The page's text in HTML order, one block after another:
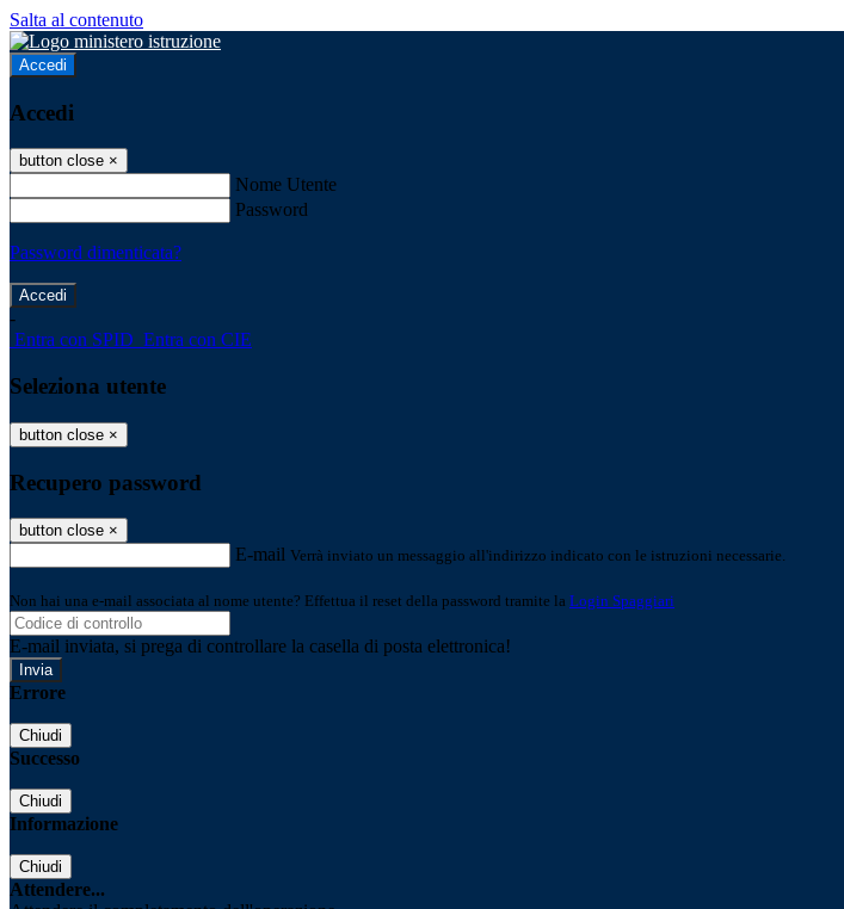
Salta al contenuto
Accedi
Accedi
button close ×
Nome Utente
Password
Password dimenticata?
-
Entra con SPID Entra con CIE
Seleziona utente
button close ×
Recupero password
button close ×
E-mail Verrà inviato un messaggio all'indirizzo indicato con le istruzioni necessarie.
Non hai una e-mail associata al nome utente? Effettua il reset della password tramite la Login Spaggiari
E-mail inviata, si prega di controllare la casella di posta elettronica!
Errore
Chiudi
Successo
Chiudi
Informazione
Chiudi
Attendere...